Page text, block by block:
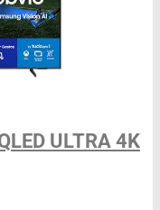
ULTRA 4K